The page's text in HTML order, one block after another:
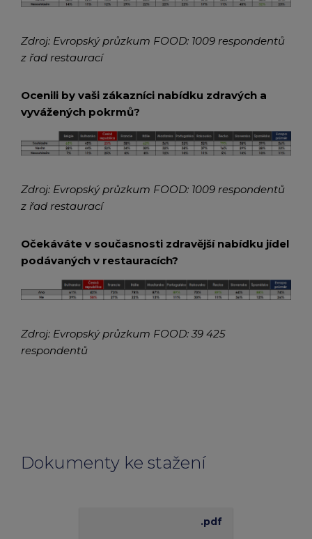
Zdroj: Evropský průzkum FOOD: 1009 respondentů
z řad restaurací
Ocenili by vaši zákazníci nabídku zdravých a
vyvážených pokrmů?
Zdroj: Evropský průzkum FOOD: 1009 respondentů
z řad restaurací
Očekáváte v současnosti zdravější nabídku jídel
podávaných v restauracích?
Zdroj: Evropský průzkum FOOD: 39 425
respondentů
Dokumenty ke stažení
.pdf